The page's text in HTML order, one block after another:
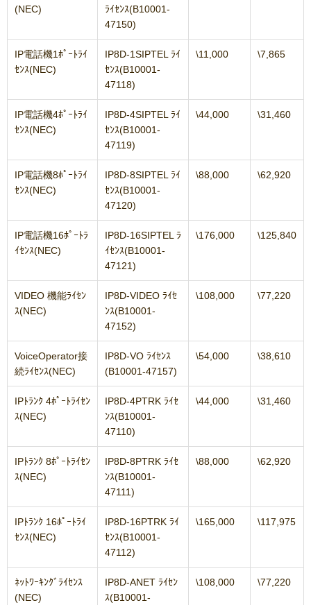
(NEC)
ﾗｲｾﾝｽ(B10001-
47150)
IP電話機1ﾎﾟｰﾄﾗｲ
ｾﾝｽ(NEC)
IP8D-1SIPTEL ﾗｲ
ｾﾝｽ(B10001-
47118)
\11,000 \7,865
IP電話機4ﾎﾟｰﾄﾗｲ
ｾﾝｽ(NEC)
IP8D-4SIPTEL ﾗｲ
ｾﾝｽ(B10001-
47119)
\44,000 \31,460
IP電話機8ﾎﾟｰﾄﾗｲ
ｾﾝｽ(NEC)
IP8D-8SIPTEL ﾗｲ
ｾﾝｽ(B10001-
47120)
\88,000 \62,920
IP電話機16ﾎﾟｰﾄﾗ
ｲｾﾝｽ(NEC)
IP8D-16SIPTEL ﾗ
ｲｾﾝｽ(B10001-
47121)
\176,000 \125,840
VIDEO 機能ﾗｲｾﾝ
ｽ(NEC)
IP8D-VIDEO ﾗｲｾ
ﾝｽ(B10001-
47152)
\108,000 \77,220
VoiceOperator接
続ﾗｲｾﾝｽ(NEC)
IP8D-VO ﾗｲｾﾝｽ
(B10001-47157)
\54,000 \38,610
IPﾄﾗﾝｸ 4ﾎﾟｰﾄﾗｲｾﾝ
ｽ(NEC)
IP8D-4PTRK ﾗｲｾ
ﾝｽ(B10001-
47110)
\44,000 \31,460
IPﾄﾗﾝｸ 8ﾎﾟｰﾄﾗｲｾﾝ
ｽ(NEC)
IP8D-8PTRK ﾗｲｾ
ﾝｽ(B10001-
47111)
\88,000 \62,920
IPﾄﾗﾝｸ 16ﾎﾟｰﾄﾗｲ
ｾﾝｽ(NEC)
IP8D-16PTRK ﾗｲ
ｾﾝｽ(B10001-
47112)
\165,000 \117,975
ﾈｯﾄﾜｰｷﾝｸﾞﾗｲｾﾝｽ
(NEC)
IP8D-ANET ﾗｲｾﾝ
ｽ(B10001-
\108,000 \77,220